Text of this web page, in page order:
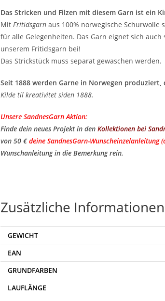
Das Stricken und Filzen mit diesem Garn ist ein
Mit Fritidsgarnaus 100% norwegische Schurwolle
für alle Gelegenheiten. Das Garn eignet sich
unserem Fritidsgarn bei!
Das Strickstück muss separat gewaschen werden.
Seit 1888 werden Garne in Norwegen
Kilde til kreativitet siden 1888.
Unsere SandnesGarn Aktion:
Finde dein neues Projekt in den Kollektionen bei
von 50 €deine SandnesGarn-Wunscheinzelanleitung
Wunschanleitung in die Bemerkung rein.
Zusätzliche Informationen
GEWICHT
EAN